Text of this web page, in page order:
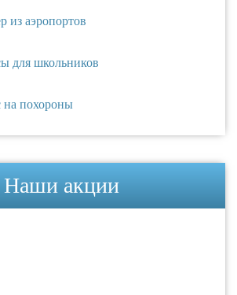
из аэропортов
для школьников
на похороны
Наши акции